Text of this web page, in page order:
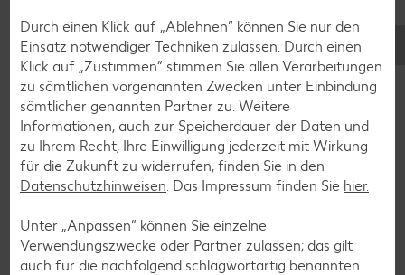
Sushi-Rezepte
Raclette-Rezepte
Flammkuchen-Rezepte
Frühstücksrezepte
Salat-Rezepte
Fleisch-Rezepte
Fisch-Rezepte
Durch einen Klick auf „Ablehnen“ können Sie nur den
Einsatz notwendiger Techniken zulassen. Durch einen
Klick auf „Zustimmen“ stimmen Sie allen Verarbeitungen
zu sämtlichen vorgenannten Zwecken unter Einbindung
sämtlicher genannten Partner zu. Weitere
Informationen, auch zur Speicherdauer der Daten und
zu Ihrem Recht, Ihre Einwilligung jederzeit mit Wirkung
für die Zukunft zu widerrufen, finden Sie in den
Datenschutzhinweisen. Das Impressum finden Sie hier.
Unter „Anpassen“ können Sie einzelne
Verwendungszwecke oder Partner zulassen; das gilt
auch für die nachfolgend schlagwortartig benannten